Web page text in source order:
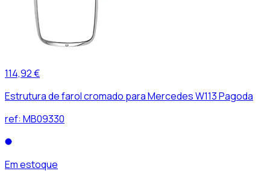
114,92 €
Estrutura de farol cromado para Mercedes W113 Pagoda
ref: MB09330
Em estoque